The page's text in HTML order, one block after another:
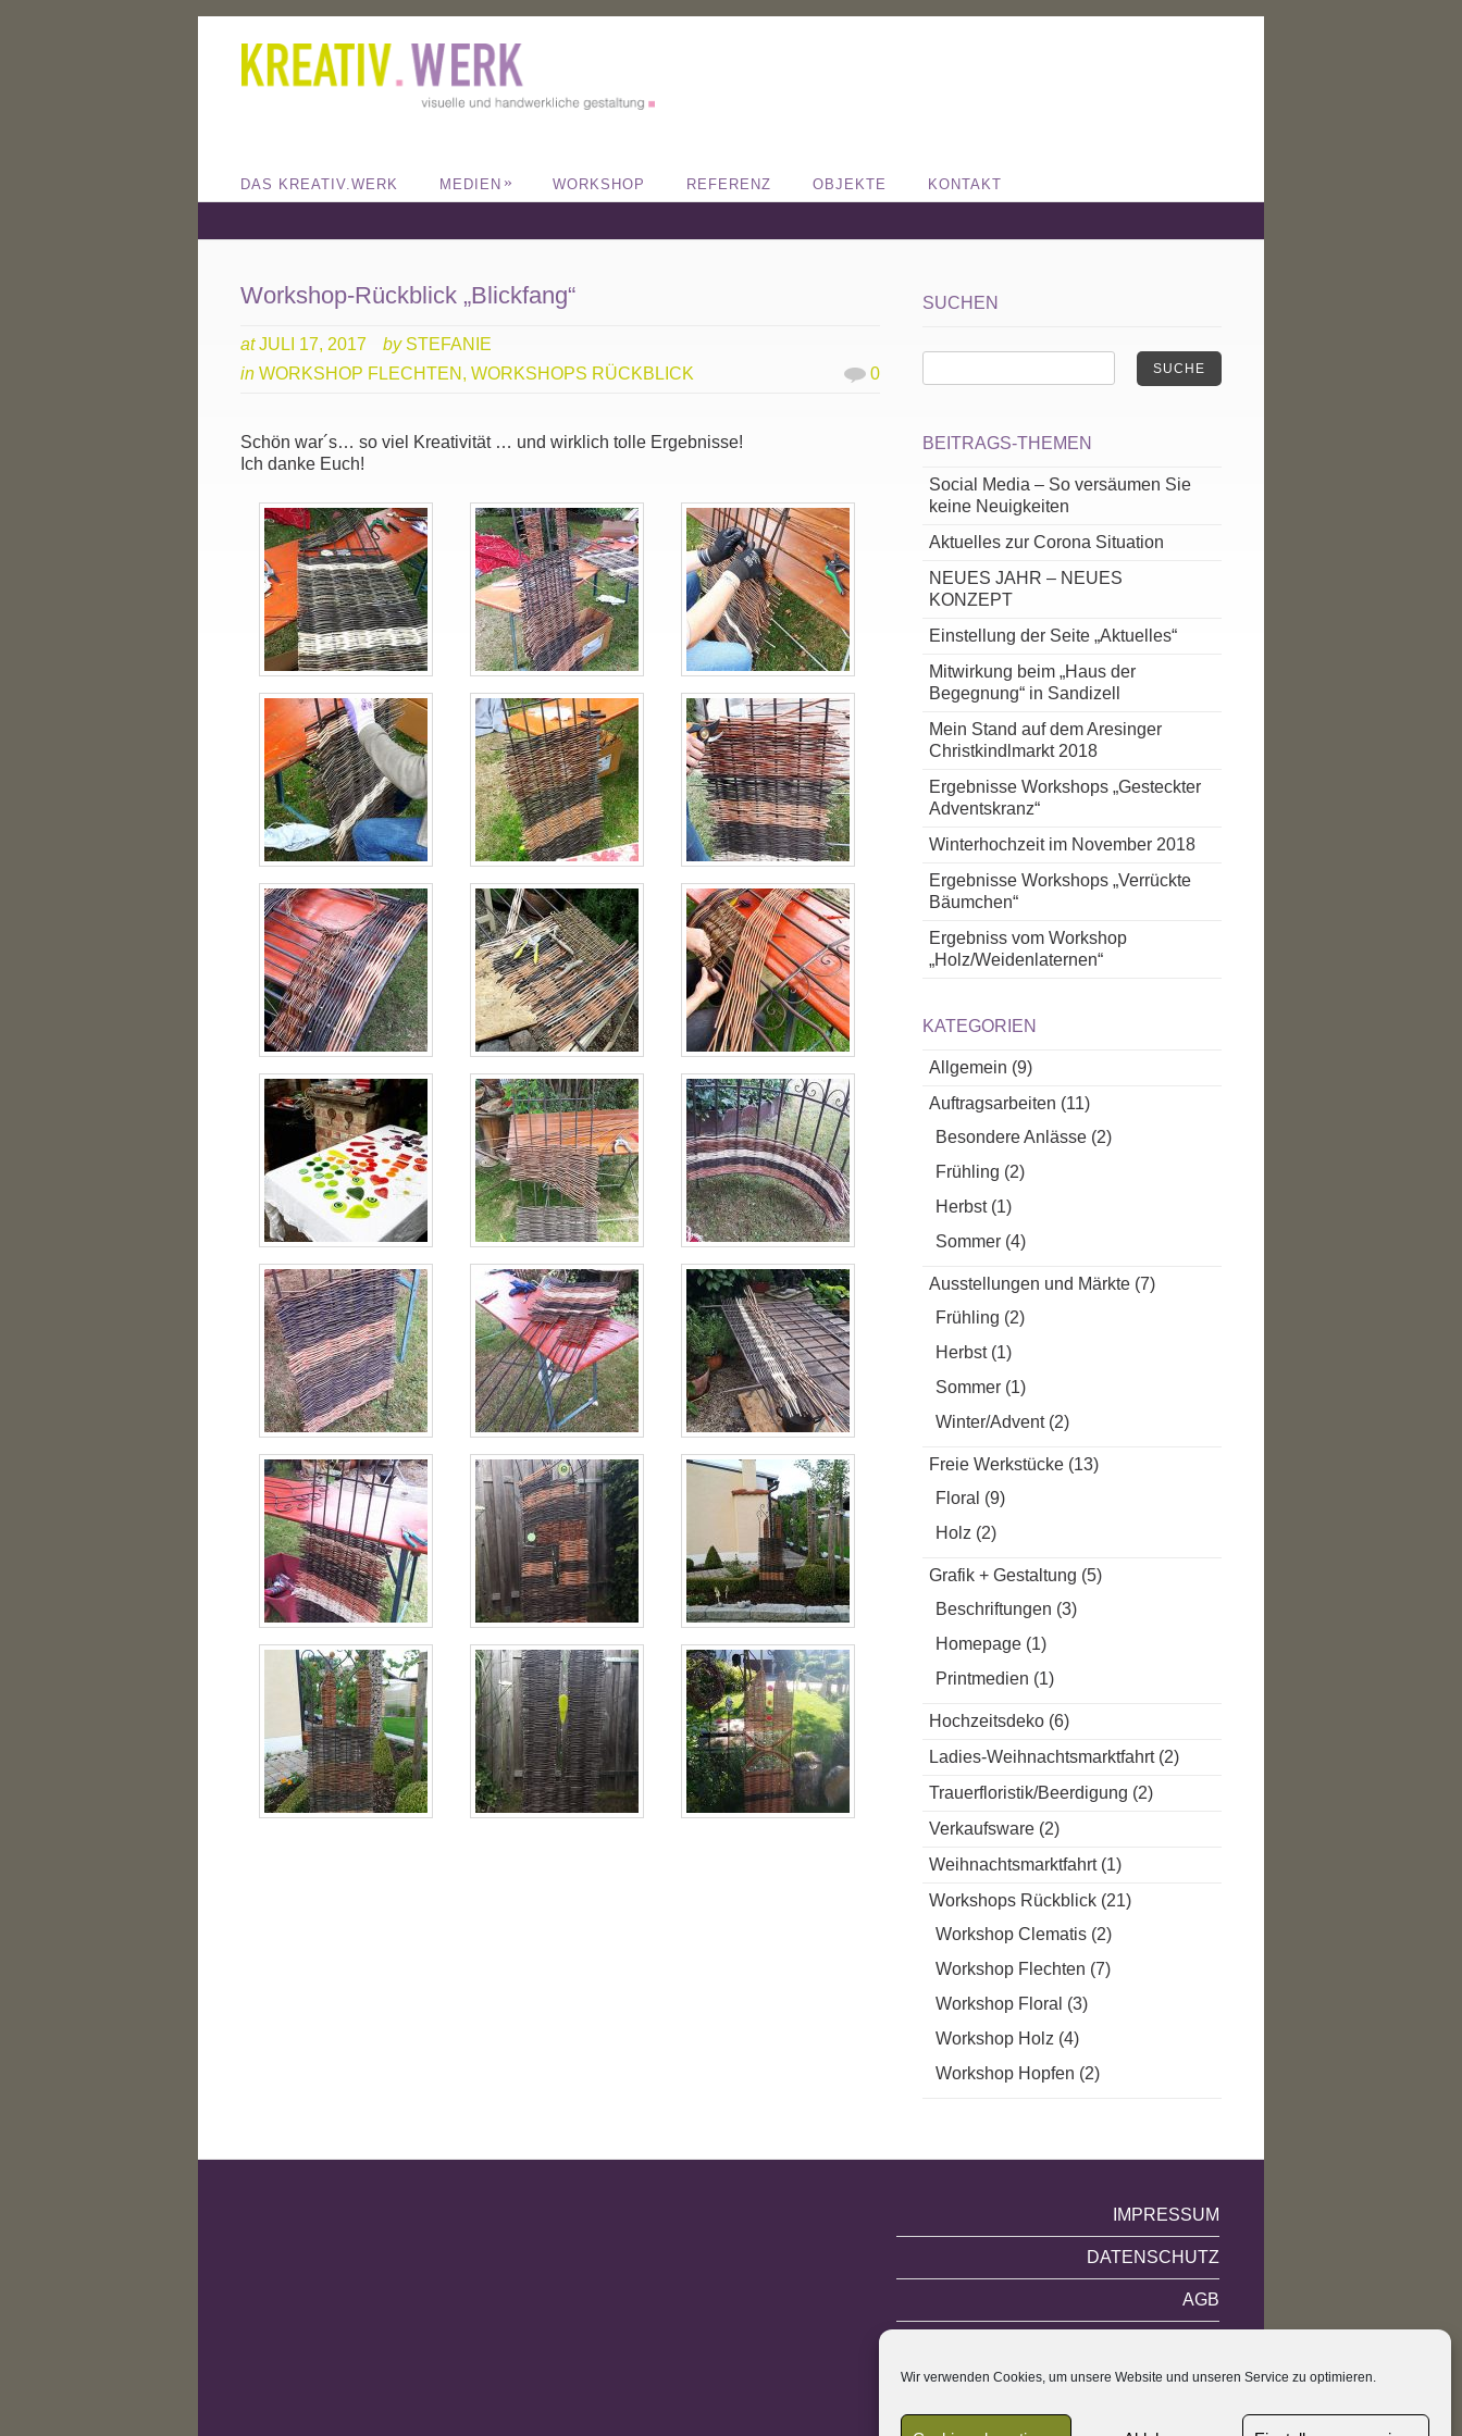
Wir verwenden Cookies, um unsere Website und unseren Service zu optimieren.
DAS KREATIV.WERK MEDIEN » WORKSHOP REFERENZ OBJEKTE KONTAKT
Workshop-Rückblick „Blickfang“
at JULI 17, 2017 by STEFANIE
inWORKSHOP FLECHTEN ,WORKSHOPS RÜCKBLICK 0
Schön war´s… so viel Kreativität … und wirklich tolle Ergebnisse!
Ich danke Euch!
SUCHEN
SUCHE
BEITRAGS-THEMEN
Social Media – So versäumen Sie
keine Neuigkeiten
Aktuelles zur Corona Situation
NEUES JAHR – NEUES
KONZEPT
Einstellung der Seite „Aktuelles“
Mitwirkung beim „Haus der
Begegnung“ in Sandizell
Mein Stand auf dem Aresinger
Christkindlmarkt 2018
Ergebnisse Workshops „Gesteckter
Adventskranz“
Winterhochzeit im November 2018
Ergebnisse Workshops „Verrückte
Bäumchen“
Ergebniss vom Workshop
„Holz/Weidenlaternen“
KATEGORIEN
Allgemein (9)
Auftragsarbeiten (11)
Besondere Anlässe (2)
Frühling (2)
Herbst(1)
Sommer (4)
Ausstellungen und Märkte (7)
Frühling (2)
Herbst(1)
Sommer (1)
Winter/Advent(2)
Freie Werkstücke (13)
Floral (9)
Holz (2)
Grafik + Gestaltung (5)
Beschriftungen (3)
Homepage (1)
Printmedien (1)
Hochzeitsdeko (6)
Ladies-Weihnachtsmarktfahrt(2)
Trauerfloristik/Beerdigung (2)
Verkaufsware (2)
Weihnachtsmarktfahrt(1)
Workshops Rückblick (21)
Workshop Clematis (2)
Workshop Flechten (7)
Workshop Floral (3)
Workshop Holz (4)
Workshop Hopfen (2)
IMPRESSUM
DATENSCHUTZ
AGB